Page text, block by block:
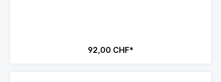
92,00 CHF*